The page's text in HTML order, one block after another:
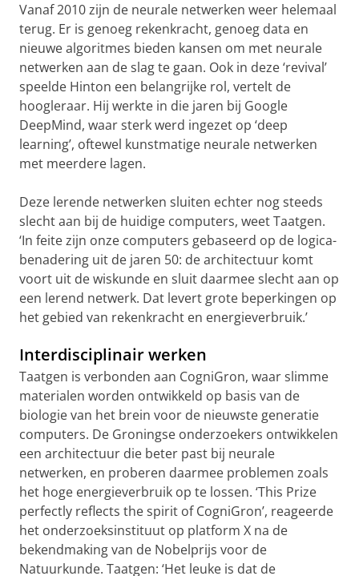
Vanaf 2010 zijn de neurale netwerken weer helemaal
terug. Er is genoeg rekenkracht, genoeg data en
nieuwe algoritmes bieden kansen om met neurale
netwerken aan de slag te gaan. Ook in deze ‘revival’
speelde Hinton een belangrijke rol, vertelt de
hoogleraar. Hij werkte in die jaren bij Google
DeepMind, waar sterk werd ingezet op ‘deep
learning’, oftewel kunstmatige neurale netwerken
met meerdere lagen.
Deze lerende netwerken sluiten echter nog steeds
slecht aan bij de huidige computers, weet Taatgen.
‘In feite zijn onze computers gebaseerd op de logica-
benadering uit de jaren 50: de architectuur komt
voort uit de wiskunde en sluit daarmee slecht aan op
een lerend netwerk. Dat levert grote beperkingen op
het gebied van rekenkracht en energieverbruik.’
Interdisciplinair werken
Taatgen is verbonden aan CogniGron, waar slimme
materialen worden ontwikkeld op basis van de
biologie van het brein voor de nieuwste generatie
computers. De Groningse onderzoekers ontwikkelen
een architectuur die beter past bij neurale
netwerken, en proberen daarmee problemen zoals
het hoge energieverbruik op te lossen. ‘This Prize
perfectly reflects the spirit of CogniGron’, reageerde
het onderzoeksinstituut op platform X na de
bekendmaking van de Nobelprijs voor de
Natuurkunde. Taatgen: ‘Het leuke is dat de